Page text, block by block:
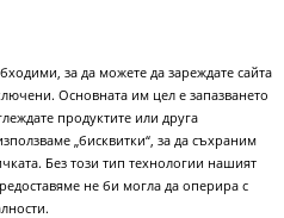
за да можете да зареждате сайта
Основната им цел е запазването
продуктите или друга
„бисквитки“, за да съхраним
Без този тип технологии нашият
не би могла да оперира с